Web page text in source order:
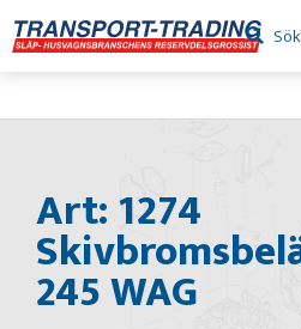
Sök
Art: 1274
245 WAG